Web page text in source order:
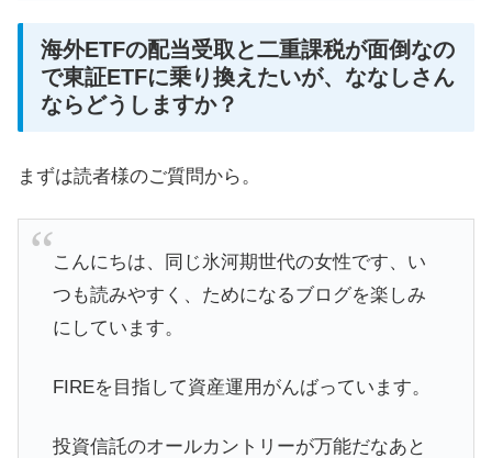
海外ETFの配当受取と二重課税が面倒なの
で東証ETFに乗り換えたいが、ななしさん
ならどうしますか？
まずは読者様のご質問から。
こんにちは、同じ氷河期世代の女性です、い
つも読みやすく、ためになるブログを楽しみ
にしています。
FIREを目指して資産運用がんばっています。
投資信託のオールカントリーが万能だなあと